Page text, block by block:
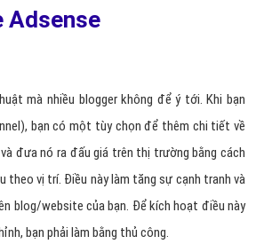
Adsense
mà nhiều blogger không để ý tới. Khi bạn
bạn có một tùy chọn để thêm chi tiết về
đưa nó ra đấu giá trên thị trường bằng cách
theo vị trí. Điều này làm tăng sự cạnh tranh và
blog/website của bạn. Để kích hoạt điều này
bạn phải làm bằng thủ công.